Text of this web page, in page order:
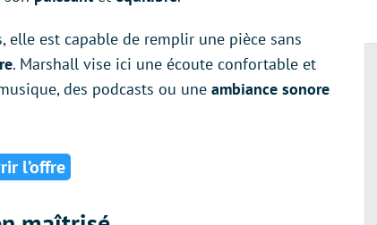
elle est capable de remplir une pièce sans
. Marshall vise ici une écoute confortable et
des podcasts ou une ambiance sonore
l’offre